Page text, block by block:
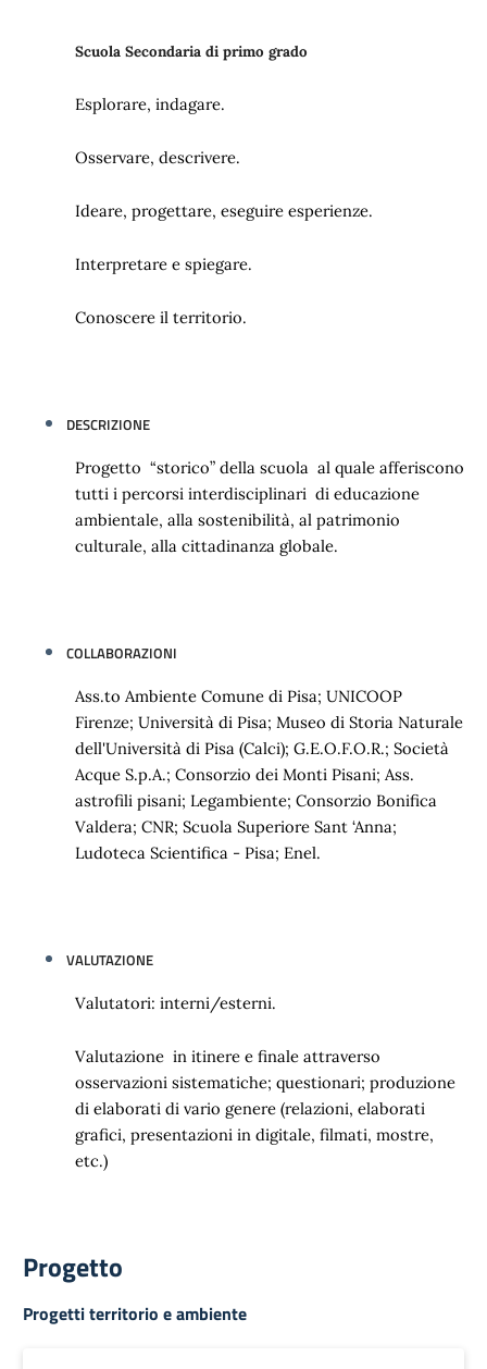
Scuola Secondaria di primo grado
Esplorare, indagare.
Osservare, descrivere.
Ideare, progettare, eseguire esperienze.
Interpretare e spiegare.
Conoscere il territorio.
DESCRIZIONE
Progetto “storico” della scuola al quale afferiscono
tutti i percorsi interdisciplinari di educazione
ambientale, alla sostenibilità, al patrimonio
culturale, alla cittadinanza globale.
COLLABORAZIONI
Ass.to Ambiente Comune di Pisa; UNICOOP
Firenze; Università di Pisa; Museo di Storia Naturale
dell'Università di Pisa (Calci); G.E.O.F.O.R.; Società
Acque S.p.A.; Consorzio dei Monti Pisani; Ass.
astrofili pisani; Legambiente; Consorzio Bonifica
Valdera; CNR; Scuola Superiore Sant ‘Anna;
Ludoteca Scientifica - Pisa; Enel.
VALUTAZIONE
Valutatori: interni/esterni.
Valutazione in itinere e finale attraverso
osservazioni sistematiche; questionari; produzione
di elaborati di vario genere (relazioni, elaborati
grafici, presentazioni in digitale, filmati, mostre,
etc.)
Progetto
Progetti territorio e ambiente